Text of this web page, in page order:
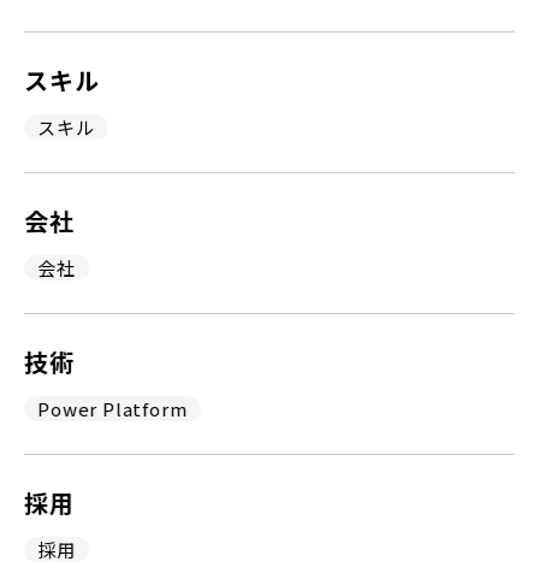
スキル
スキル
会社
会社
技術
Power Platform
採用
採用